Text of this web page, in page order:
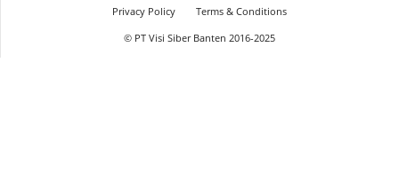
Privacy Policy
Terms & Conditions
© PT Visi Siber Banten 2016-2025